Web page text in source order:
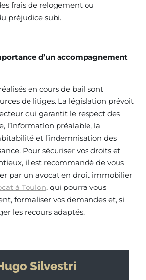
frais de relogement ou
préjudice subi.
d’un accompagnement
en cours de bail sont
de litiges. La législation prévoit
qui garantit le respect des
l’information préalable, la
et l’indemnisation des
Pour sécuriser vos droits et
il est recommandé de vous
par un avocat en droit immobilier
à Toulon, qui pourra vous
formaliser vos demandes et, si
les recours adaptés.
Silvestri